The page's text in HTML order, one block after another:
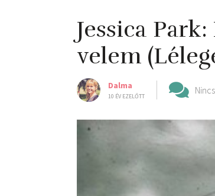
Jessica
velem
Dalma
10 ÉV EZELŐTT